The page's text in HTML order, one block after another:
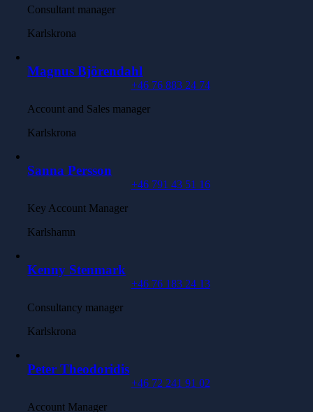
Consultant manager
Karlskrona
Magnus Björendahl
+46 76 883 24 74
Account and Sales manager
Karlskrona
Sanna Persson
+46 791 43 51 16
Key Account Manager
Karlshamn
Kenny Stenmark
+46 76 183 24 13
Consultancy manager
Karlskrona
Peter Theodoridis
+46 72 241 91 02
Account Manager